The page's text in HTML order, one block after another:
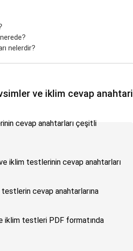
nelerdir?
ve iklim cevap anahtari
cevap anahtarları çeşitli
iklim testlerinin cevap anahtarları
cevap anahtarlarına
iklim testleri PDF formatında